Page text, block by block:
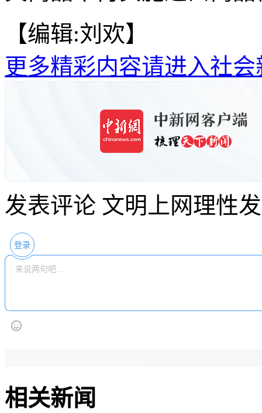
【编辑:刘欢】
更多精彩内容请进入社会
发表评论 文明上网理性
登录
相关新闻